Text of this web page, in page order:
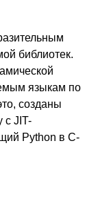
библиотек.
языкам по
созданы
с JIT-
Python в C-